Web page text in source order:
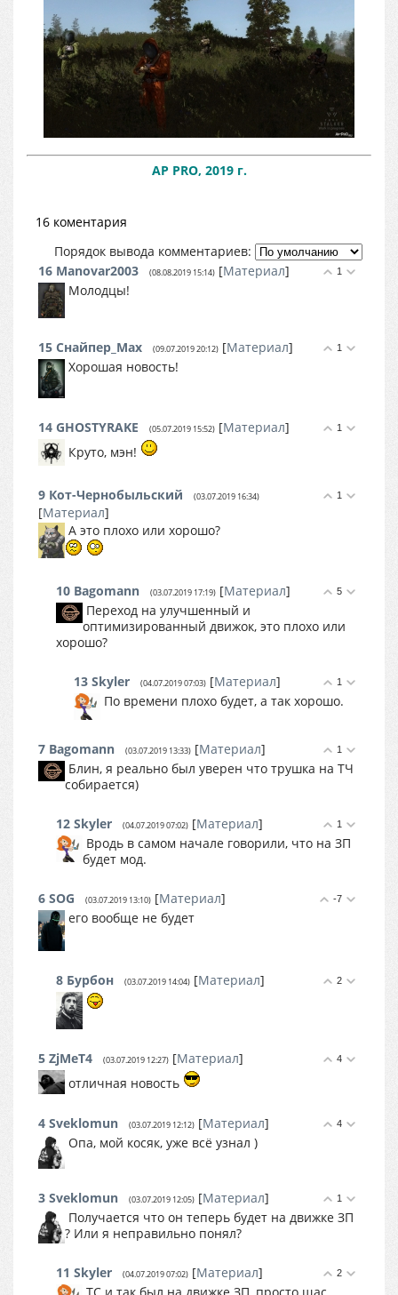
AP PRO, 2019 г.
16 коментария
Порядок вывода комментариев:
1
16 Manovar2003 (08.08.2019 15:14) [Материал]
Молодцы!
1
15 Снайпер_Max (09.07.2019 20:12) [Материал]
Хорошая новость!
1
14 GHOSTYRAKE (05.07.2019 15:52) [Материал]
Круто, мэн!
1
9 Кот-Чернобыльский (03.07.2019 16:34)
[Материал]
А это плохо или хорошо?
5
10 Bagomann (03.07.2019 17:19) [Материал]
Переход на улучшенный и
оптимизированный движок, это плохо или
хорошо?
1
13 Skyler (04.07.2019 07:03) [Материал]
По времени плохо будет, а так хорошо.
1
7 Bagomann (03.07.2019 13:33) [Материал]
Блин, я реально был уверен что трушка на ТЧ
собирается)
1
12 Skyler (04.07.2019 07:02) [Материал]
Вродь в самом начале говорили, что на ЗП
будет мод.
-7
6 SOG (03.07.2019 13:10) [Материал]
его вообще не будет
2
8 Бурбон (03.07.2019 14:04) [Материал]
4
5 ZjMeT4 (03.07.2019 12:27) [Материал]
отличная новость
4
4 Sveklomun (03.07.2019 12:12) [Материал]
Опа, мой косяк, уже всё узнал )
1
3 Sveklomun (03.07.2019 12:05) [Материал]
Получается что он теперь будет на движке ЗП
? Или я неправильно понял?
2
11 Skyler (04.07.2019 07:02) [Материал]